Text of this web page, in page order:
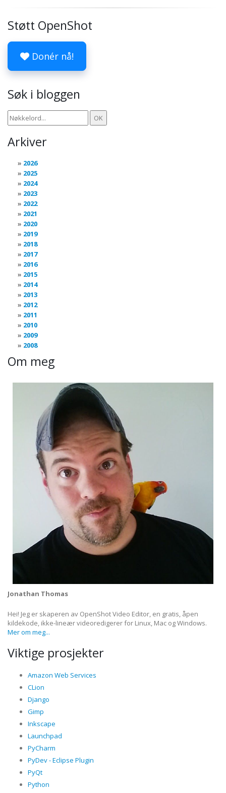
Støtt OpenShot
Donér nå!
Søk i bloggen
Arkiver
2026
2025
2024
2023
2022
2021
2020
2019
2018
2017
2016
2015
2014
2013
2012
2011
2010
2009
2008
Om meg
Jonathan Thomas
Hei! Jeg er skaperen av OpenShot Video Editor, en gratis, åpen
kildekode, ikke-lineær videoredigerer for Linux, Mac og Windows.
Mer om meg...
Viktige prosjekter
Amazon Web Services
CLion
Django
Gimp
Inkscape
Launchpad
PyCharm
PyDev - Eclipse Plugin
PyQt
Python